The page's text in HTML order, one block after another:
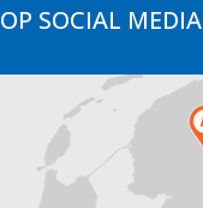
OP SOCIAL MEDIA